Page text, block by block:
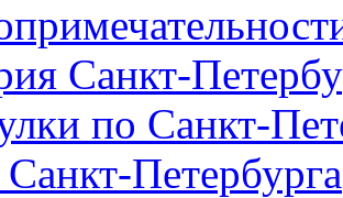
Санкт-
по Санкт-
Петербурга